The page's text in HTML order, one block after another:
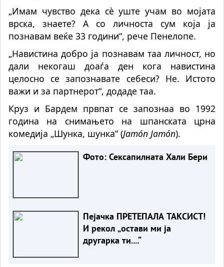
„Имам чувство дека сè уште учам во мојата
врска, знаете? А со личноста сум која ја
познавам веќе 33 години“, рече Пенелопе.
„Навистина добро ја познавам таа личност, но
дали некогаш доаѓа ден кога навистина
целосно се запознавате себеси? Не. Истото
важи и за партнерот“, додаде таа.
Круз и Бардем првпат се запознаа во 1992
година на снимањето на шпанската црна
комедија „Шунка, шунка“ (Jamón Jamón).
Фото: Сексапилната Хали Бери
Пејачка ПРЕТЕПАЛА ТАКСИСТ!
И рекол „остави ми ја
другарка ти....“